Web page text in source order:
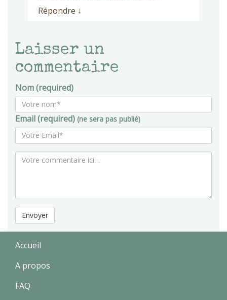
Répondre ↓
Laisser un
commentaire
Nom (required)
Email (required) (ne sera pas publié)
Envoyer
Accueil
A propos
FAQ